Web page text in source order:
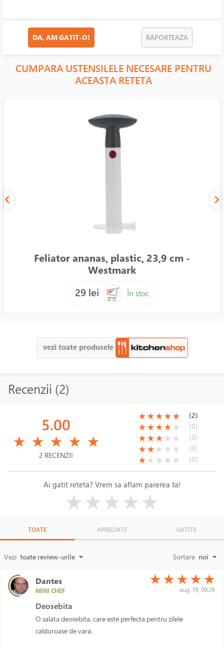
DA, AM GATIT-O! RAPORTEAZA
CUMPARA USTENSILELE NECESARE PENTRU
ACEASTA RETETA
Feliator ananas, plastic, 23,9 cm -
Westmark
29 lei
În stoc
vezi toate produsele
Recenzii (2)
5.00
★ ★ ★ ★ ★
2 RECENZII
(*)
★(*)
★(*)
★(*)
★(*)
★ (2)
(*)
★(*)
★(*)
★(*)
★( )
★ (0)
(*)
★(*)
★(*)
★( )
★ ( )
★ (0)
(*)
★(*)
★( )
★ ( )
★ ( )
★ (0)
(*)
★( )
★ ( )
★ ( )
★ ( )
★ (0)
Ai gatit reteta? Vrem sa aflam parerea ta!
★★★★★
TOATE APRECIATE GATITE
Vezi toate review-urile Sortare noi
Dantes
MINI CHEF
(*)
★ (*)
★ (*)
★ (*)
★ (*)
★
aug. 19, 09:29
Deosebita
O salata deosebita, care este perfecta pentru zilele
calduroase de vara.